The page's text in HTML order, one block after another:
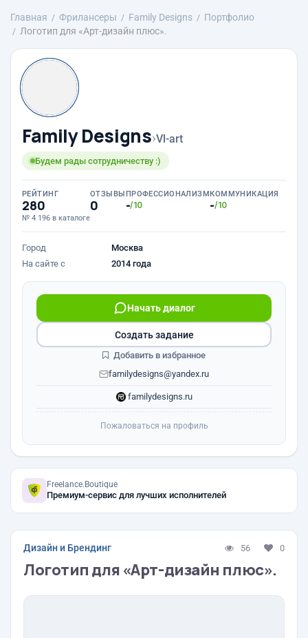
Главная Фрилансеры Family Designs
Портфолио
Логотип для «Арт-дизайн плюс».
Family Designs›Vl-art
Будем рады сотрудничеству :)
РЕЙТИНГ
280
№ 4 196 в каталоге
ОТЗЫВЫ
0
ПРОФЕССИОНАЛИЗМ
-/10
КОММУНИКАЦИЯ
-/10
Город
Москва
На сайте с
2014 года
Начать диалог
familydesigns@yandex.ru
familydesigns.ru
Создать задание
Добавить в избранное
Пожаловаться на профиль
Freelance.Boutique
Премиум-сервис для лучших исполнителей
Дизайн и Брендинг 56 0
Логотип для «Арт-дизайн плюс».